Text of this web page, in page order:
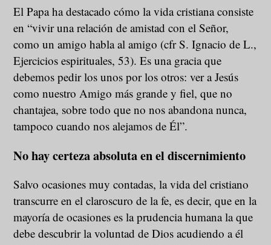
El Papa ha destacado cómo la vida cristiana consiste
en “vivir una relación de amistad con el Señor,
como un amigo habla al amigo (cfr S. Ignacio de L.,
Ejercicios espirituales, 53). Es una gracia que
debemos pedir los unos por los otros: ver a Jesús
como nuestro Amigo más grande y fiel, que no
chantajea, sobre todo que no nos abandona nunca,
tampoco cuando nos alejamos de Él”.
No hay certeza absoluta en el discernimiento
Salvo ocasiones muy contadas, la vida del cristiano
transcurre en el claroscuro de la fe, es decir, que en la
mayoría de ocasiones es la prudencia humana la que
debe descubrir la voluntad de Dios acudiendo a él